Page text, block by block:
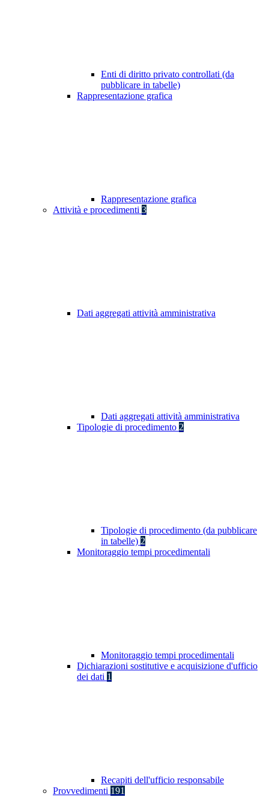
Enti di diritto privato controllati (da
pubblicare in tabelle)
Rappresentazione grafica
Rappresentazione grafica
Attività e procedimenti 3
Dati aggregati attività amministrativa
Dati aggregati attività amministrativa
Tipologie di procedimento 2
Tipologie di procedimento (da pubblicare
in tabelle) 2
Monitoraggio tempi procedimentali
Monitoraggio tempi procedimentali
Dichiarazioni sostitutive e acquisizione d'ufficio
dei dati 1
Recapiti dell'ufficio responsabile
Provvedimenti 191